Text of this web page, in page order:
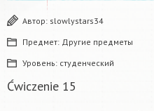
Автор: slowlystars34
Предмет: Другие предметы
Уровень: студенческий
Ćwiczenie 15